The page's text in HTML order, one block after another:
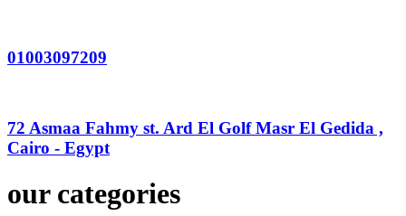
01003097209
72 Asmaa Fahmy st. Ard El Golf Masr El Gedida ,
Cairo - Egypt
our categories